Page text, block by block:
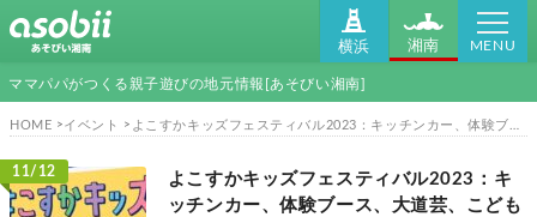
横浜 湘南 MENU
ママパパがつくる親子遊びの地元情報[あそびい湘南]
HOME イベント よこすかキッズフェスティバル2023：キッチンカー、体験ブース、大道芸、こども縁日、謎解きなど、楽しいがいっぱいのイベントです。最後は打ち上げ花火も！！[2023年11月12日（日）：横須賀市三笠公園]
11/12
よこすかキッズフェスティバル2023：キ
ッチンカー、体験ブース、大道芸、こども